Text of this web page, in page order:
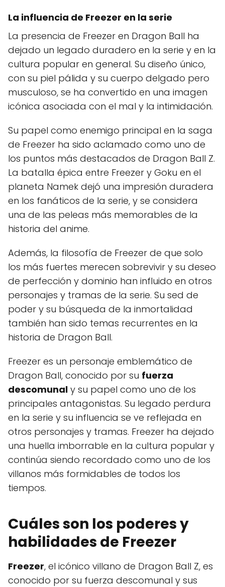
La influencia de Freezer en la serie
La presencia de Freezer en Dragon Ball ha
dejado un legado duradero en la serie y en la
cultura popular en general. Su diseño único,
con su piel pálida y su cuerpo delgado pero
musculoso, se ha convertido en una imagen
icónica asociada con el mal y la intimidación.
Su papel como enemigo principal en la saga
de Freezer ha sido aclamado como uno de
los puntos más destacados de Dragon Ball Z.
La batalla épica entre Freezer y Goku en el
planeta Namek dejó una impresión duradera
en los fanáticos de la serie, y se considera
una de las peleas más memorables de la
historia del anime.
Además, la filosofía de Freezer de que solo
los más fuertes merecen sobrevivir y su deseo
de perfección y dominio han influido en otros
personajes y tramas de la serie. Su sed de
poder y su búsqueda de la inmortalidad
también han sido temas recurrentes en la
historia de Dragon Ball.
Freezer es un personaje emblemático de
Dragon Ball, conocido por su fuerza
descomunal y su papel como uno de los
principales antagonistas. Su legado perdura
en la serie y su influencia se ve reflejada en
otros personajes y tramas. Freezer ha dejado
una huella imborrable en la cultura popular y
continúa siendo recordado como uno de los
villanos más formidables de todos los
tiempos.
Cuáles son los poderes y
habilidades de Freezer
Freezer, el icónico villano de Dragon Ball Z, es
conocido por su fuerza descomunal y sus